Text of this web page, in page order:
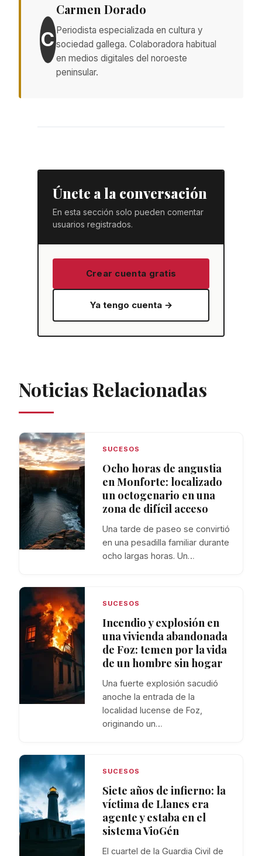
C
Carmen Dorado
Periodista especializada en cultura y
sociedad gallega. Colaboradora habitual
en medios digitales del noroeste
peninsular.
Únete a la conversación
En esta sección solo pueden comentar
usuarios registrados.
Crear cuenta gratis
Ya tengo cuenta →
Noticias Relacionadas
SUCESOS
Ocho horas de angustia
en Monforte: localizado
un octogenario en una
zona de difícil acceso
Una tarde de paseo se convirtió
en una pesadilla familiar durante
ocho largas horas. Un…
SUCESOS
Incendio y explosión en
una vivienda abandonada
de Foz: temen por la vida
de un hombre sin hogar
Una fuerte explosión sacudió
anoche la entrada de la
localidad lucense de Foz,
originando un…
SUCESOS
Siete años de infierno: la
víctima de Llanes era
agente y estaba en el
sistema VioGén
El cuartel de la Guardia Civil de